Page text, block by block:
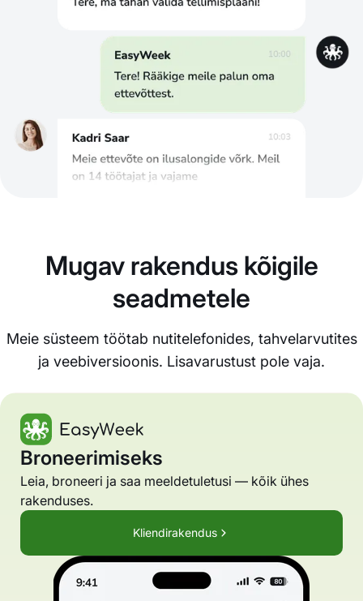
Mugav rakendus kõigile
seadmetele
Meie süsteem töötab nutitelefonides, tahvelarvutites
ja veebiversioonis. Lisavarustust pole vaja.
Broneerimiseks
Leia, broneeri ja saa meeldetuletusi — kõik ühes
rakenduses.
Kliendirakendus